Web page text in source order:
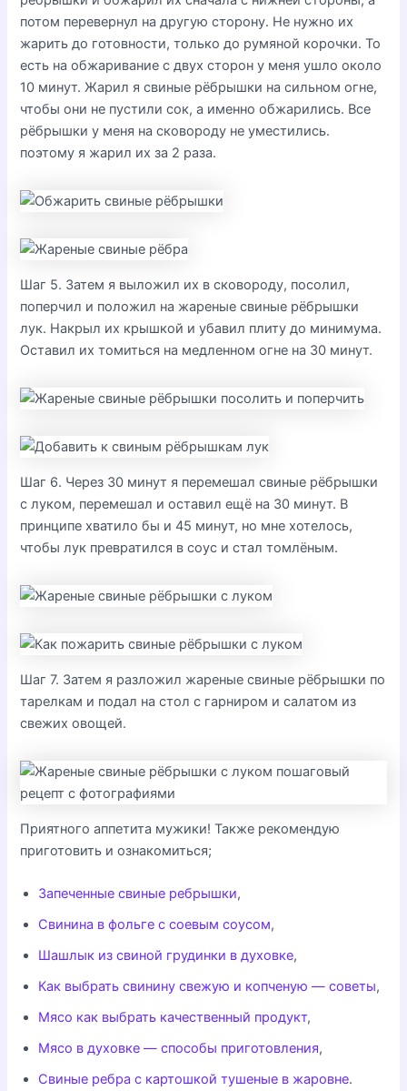
потом перевернул на другую сторону. Не нужно их
жарить до готовности, только до румяной корочки. То
есть на обжаривание с двух сторон у меня ушло около
10 минут. Жарил я свиные рёбрышки на сильном огне,
чтобы они не пустили сок, а именно обжарились. Все
рёбрышки у меня на сковороду не уместились.
поэтому я жарил их за 2 раза.
Шаг 5. Затем я выложил их в сковороду, посолил,
поперчил и положил на жареные свиные рёбрышки
лук. Накрыл их крышкой и убавил плиту до минимума.
Оставил их томиться на медленном огне на 30 минут.
Шаг 6. Через 30 минут я перемешал свиные рёбрышки
с луком, перемешал и оставил ещё на 30 минут. В
принципе хватило бы и 45 минут, но мне хотелось,
чтобы лук превратился в соус и стал томлёным.
Шаг 7. Затем я разложил жареные свиные рёбрышки по
тарелкам и подал на стол с гарниром и салатом из
свежих овощей.
Приятного аппетита мужики! Также рекомендую
приготовить и ознакомиться;
Запеченные свиные ребрышки,
Свинина в фольге с соевым соусом,
Шашлык из свиной грудинки в духовке,
Как выбрать свинину свежую и копченую — советы,
Мясо как выбрать качественный продукт,
Мясо в духовке — способы приготовления,
Свиные ребра с картошкой тушеные в жаровне.